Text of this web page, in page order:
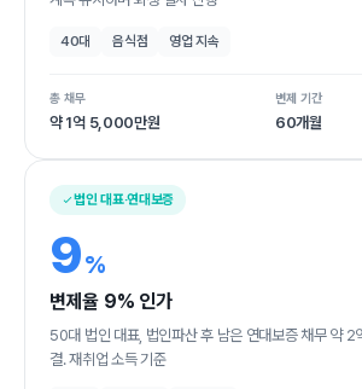
40대 음식점 영업 지속
총 채무
약 1억 5,000만원
변제 기간
60개월
법인 대표·연대보증
9%
변제율 9% 인가
50대 법인 대표, 법인파산 후 남은 연대보증 채무 약 2
결. 재취업 소득 기준